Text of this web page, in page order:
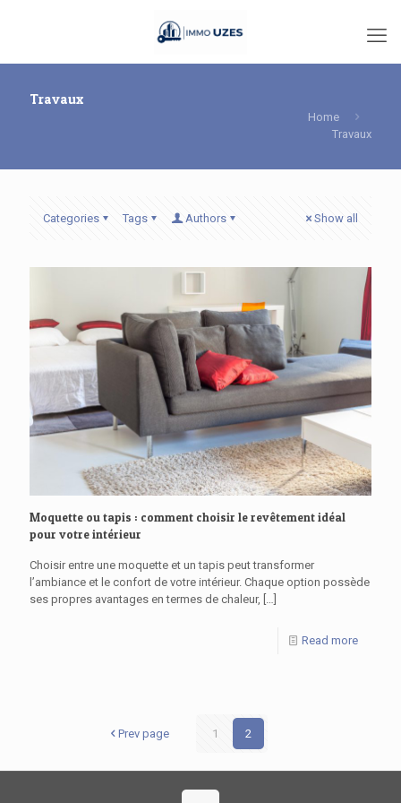
Travaux
Home
Travaux
Categories Tags Authors Show all
Moquette ou tapis : comment choisir le revêtement idéal
pour votre intérieur
Choisir entre une moquette et un tapis peut transformer
l’ambiance et le confort de votre intérieur. Chaque option possède
ses propres avantages en termes de chaleur, […]
Read more
Prev page 1 2